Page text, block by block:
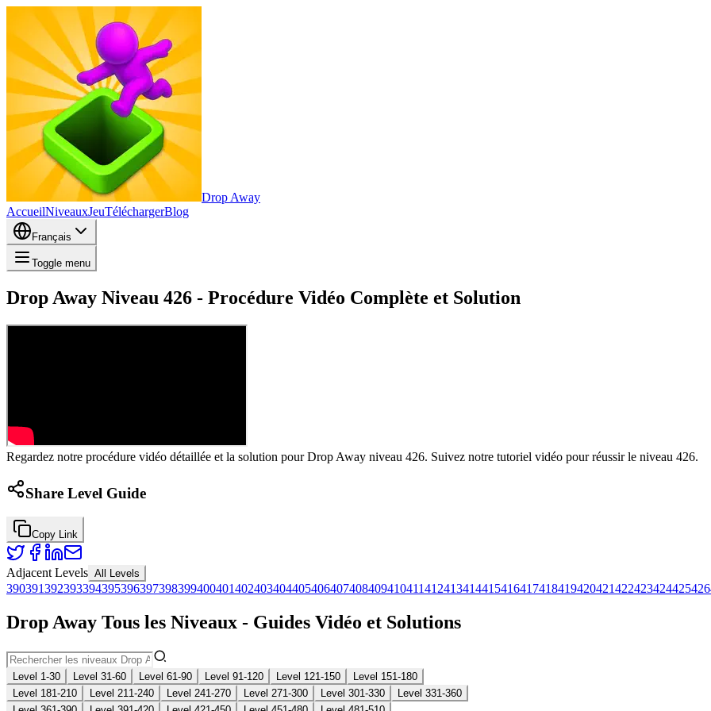
Drop Away
AccueilNiveauxJeuTéléchargerBlog
Français
Toggle menu
Drop Away Niveau 426 - Procédure Vidéo Complète et Solution
Regardez notre procédure vidéo détaillée et la solution pour Drop Away niveau 426. Suivez notre tutoriel vidéo pour réussir le niveau 426.
Share Level Guide
Copy Link
Adjacent Levels All Levels
390391392393394395396397398399400401402403404405406407408409410411412413414415416417418419420421422423424425426
Drop Away Tous les Niveaux - Guides Vidéo et Solutions
Level 1-30 Level 31-60 Level 61-90 Level 91-120 Level 121-150
Level 151-180
Level 181-210
Level 211-240 Level 241-270 Level 271-300 Level 301-330
Level 331-360